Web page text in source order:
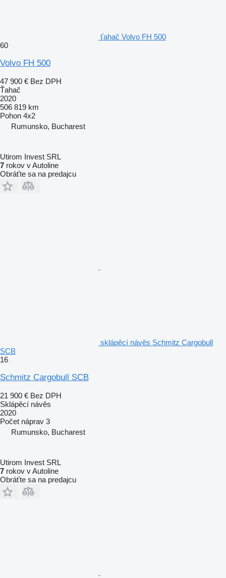
ťahač Volvo FH 500
60
Volvo FH 500
47 900 € Bez DPH
Ťahač
2020
506 819 km
Pohon 4x2
Rumunsko, Bucharest
Utirom Invest SRL
7 rokov v Autoline
Obráťte sa na predajcu
sklápěcí návěs Schmitz Cargobull
SCB
16
Schmitz Cargobull SCB
21 900 € Bez DPH
Sklápěcí návěs
2020
Počet náprav 3
Rumunsko, Bucharest
Utirom Invest SRL
7 rokov v Autoline
Obráťte sa na predajcu